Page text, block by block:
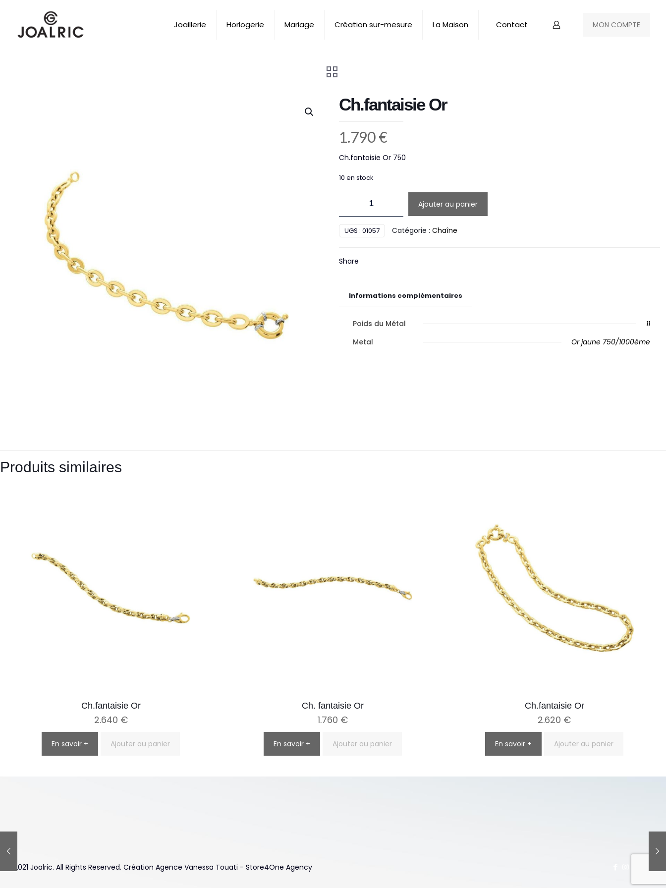
Joaillerie Horlogerie Mariage Création sur-mesure La Maison Contact MON COMPTE
Ch.fantaisie Or
1.790€
Ch.fantaisie Or 750
10 en stock
Ch.fantaisie
Or
Ajouter au panier
UGS : 01057 Catégorie : Chaîne
Share
Informations complémentaires
Poids du Métal
11
Metal
Or jaune 750/1000ème
Produits similaires
Ch.fantaisie Or
2.640 €
En savoir + Ajouter au panier
Ch. fantaisie Or
1.760 €
En savoir + Ajouter au panier
Ch.fantaisie Or
2.620 €
En savoir + Ajouter au panier
© 2021 Joalric. All Rights Reserved. Création Agence Vanessa Touati - Store4One Agency